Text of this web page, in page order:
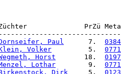
PrZü
Paul
      7.
Volker
         5.
Horst
       18.
Lothar
        9.
Dirk
     5.